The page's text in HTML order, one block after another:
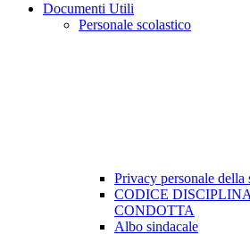
Documenti Utili
Personale scolastico
Privacy personale della
CODICE
CONDOTTA
Albo sindacale